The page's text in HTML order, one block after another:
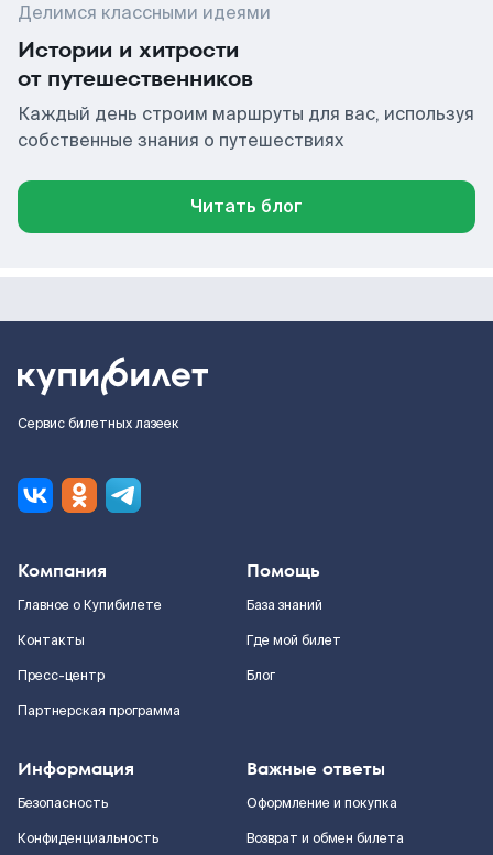
Делимся классными идеями
Истории и хитрости
от путешественников
Каждый день строим маршруты для вас, используя
собственные знания о путешествиях
Читать блог
Сервис билетных лазеек
Компания
Главное о Купибилете
Контакты
Пресс-центр
Партнерская программа
Помощь
База знаний
Где мой билет
Блог
Информация
Безопасность
Конфиденциальность
Важные ответы
Оформление и покупка
Возврат и обмен билета